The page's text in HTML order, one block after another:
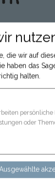
die wir auf
haben das
halten.
oder